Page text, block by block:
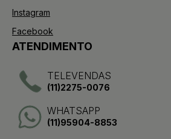
Instagram
Facebook
ATENDIMENTO
TELEVENDAS
(11)2275-0076
WHATSAPP
(11)95904-8853